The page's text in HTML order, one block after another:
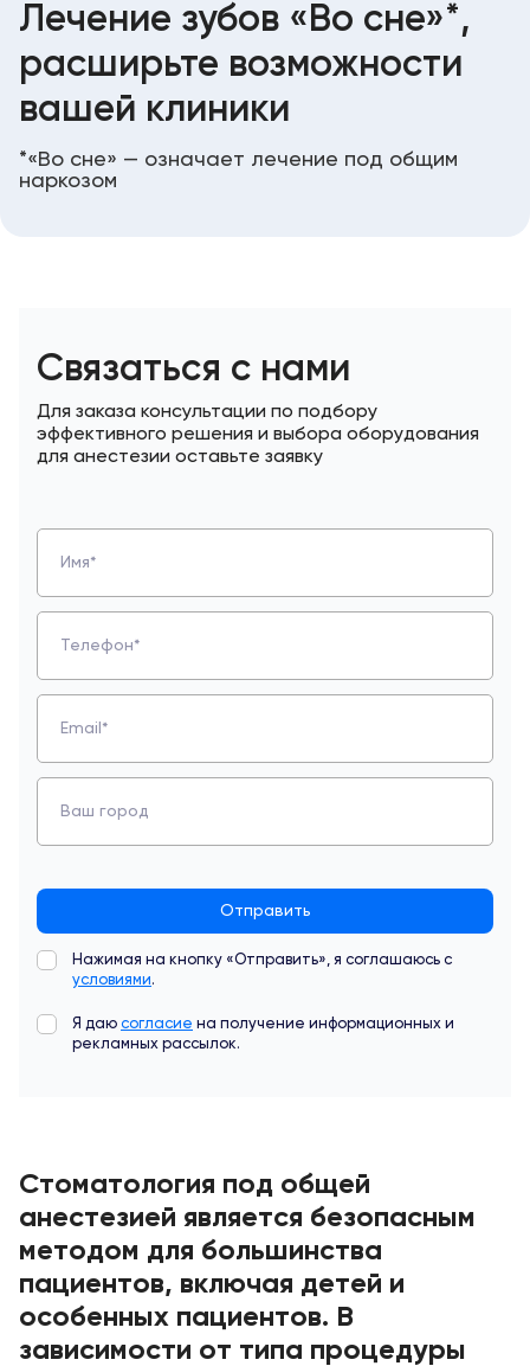
Trade-
in
и
оплата
Карьера
Лечение зубов «Во сне»*‎,
расширьте возможности
вашей клиники
*«Во сне» — означает лечение под общим
наркозом
Связаться с нами
Для заказа консультации по подбору
эффективного решения и выбора оборудования
для анестезии оставьте заявку
Имя*
Телефон*
Email*
Ваш город
Отправить
Нажимая на кнопку «Отправить», я соглашаюсь с
условиями.
Я даю согласие на получение информационных и
рекламных рассылок.
Стоматология под общей
анестезией является безопасным
методом для большинства
пациентов, включая детей и
особенных пациентов. В
зависимости от типа процедуры